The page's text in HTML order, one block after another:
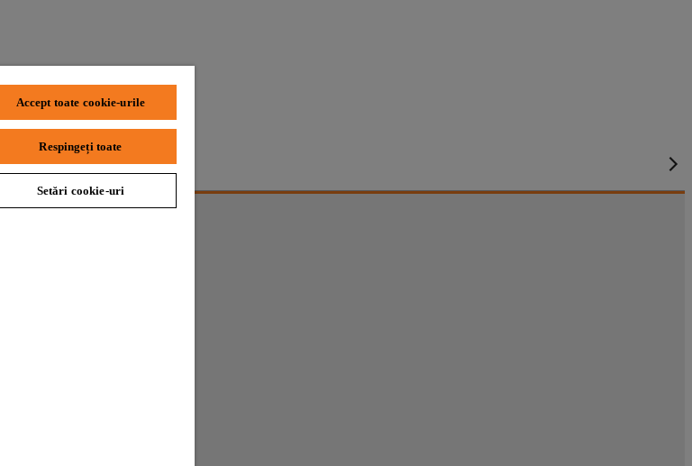
Accept toate cookie-urile
Respingeți toate
Setări cookie-uri